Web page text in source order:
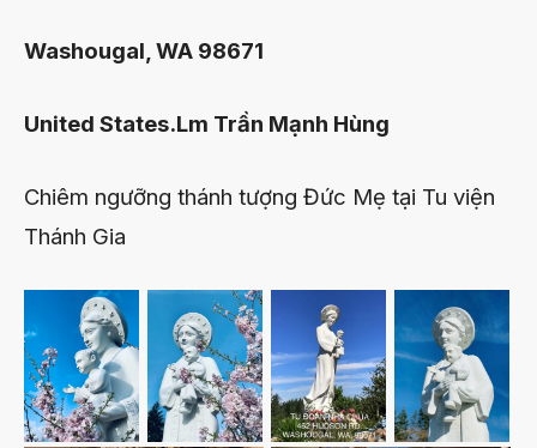
Washougal, WA 98671
United States.Lm Trần Mạnh Hùng
Chiêm ngưỡng thánh tượng Đức Mẹ tại Tu viện
Thánh Gia